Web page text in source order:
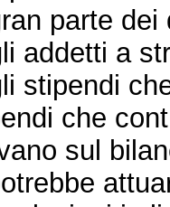
parte
addetti a
stipendi
che
sul